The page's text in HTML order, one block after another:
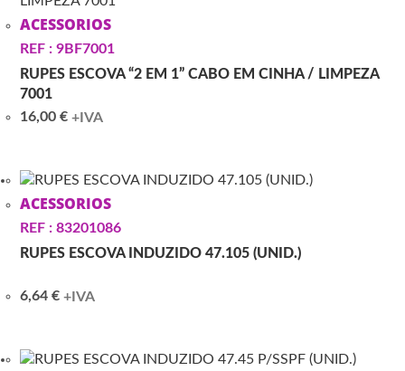
ACESSORIOS
REF : 9BF7001
RUPES ESCOVA “2 EM 1” CABO EM CINHA / LIMPEZA
7001
16,00€ +IVA
ACESSORIOS
REF : 83201086
RUPES ESCOVA INDUZIDO 47.105 (UNID.)
6,64€ +IVA